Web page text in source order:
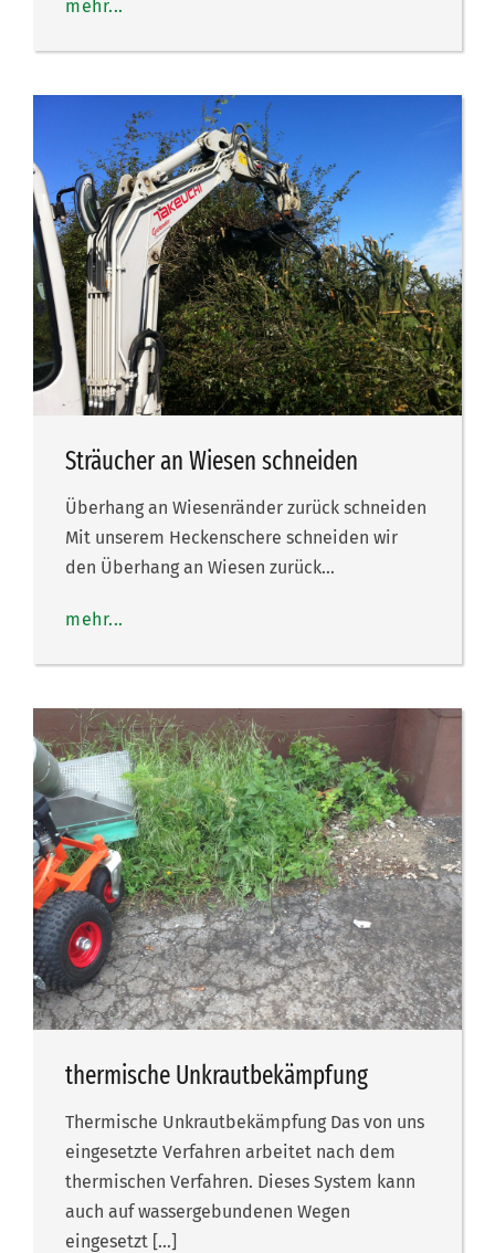
mehr...
Sträucher an Wiesen schneiden
Überhang an Wiesenränder zurück schneiden
Mit unserem Heckenschere schneiden wir
den Überhang an Wiesen zurück…
mehr...
thermische Unkrautbekämpfung
Thermische Unkrautbekämpfung Das von uns
eingesetzte Verfahren arbeitet nach dem
thermischen Verfahren. Dieses System kann
auch auf wassergebundenen Wegen
eingesetzt […]